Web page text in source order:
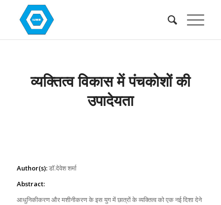
व्यक्तित्व विकास में पंचकोशों की
उपादेयता
Author(s):डॉ.देवेश शर्मा
Abstract:
आधुनिकीकरण और मशीनीकरण के इस युग में छात्रों के व्यक्तित्व को एक नई दिशा देने